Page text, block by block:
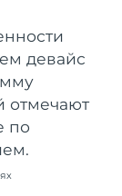
девайс
отмечают
по
доставки
10.08.2026
доставки
09.08.2026
доставки
доставки